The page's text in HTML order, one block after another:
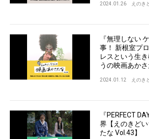
2024.01.26 えのき
『無理しない
事！ 新根室プ
レスという生
うの映画あかさ
2024.01.12 えのき
『PERFECT
界【えのきど
たな Vol.43】